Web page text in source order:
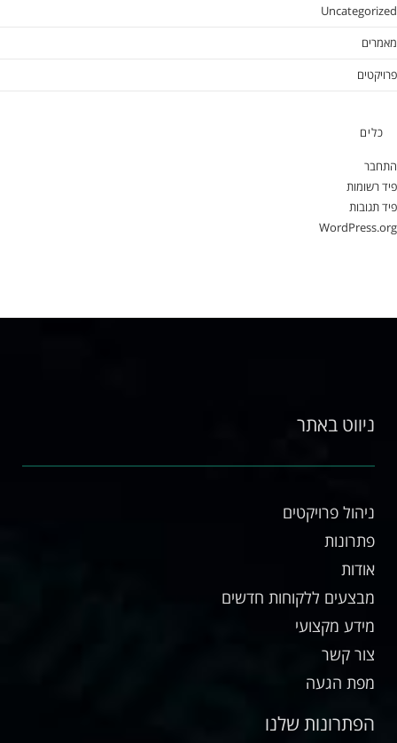
Uncategorized
מאמרים
פרויקטים
כלים
התחבר
פיד רשומות
פיד תגובות
WordPress.org
ניווט באתר
ניהול פרויקטים
פתרונות
אודות
מבצעים ללקוחות חדשים
מידע מקצועי
צור קשר
מפת הגעה
הפתרונות שלנו